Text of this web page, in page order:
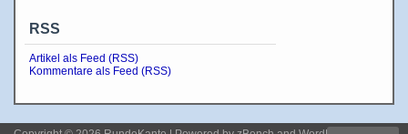
RSS
Artikel als Feed (RSS)
Kommentare als Feed (RSS)